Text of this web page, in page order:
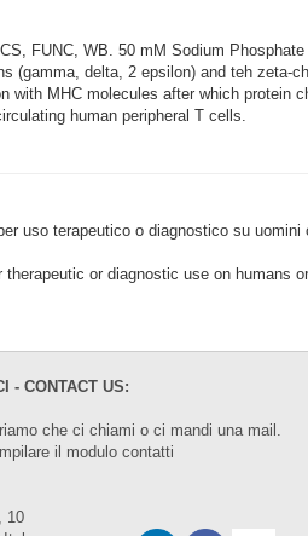
FUNC, WB. 50 mM Sodium
(gamma, delta, 2 epsilon) and teh zeta-
MHC molecules after which protein
human peripheral T cells.
uso terapeutico o diagnostico su
or diagnostic use on humans
- CONTACT US:
che ci chiami o ci mandi una mail.
il modulocontatti
10